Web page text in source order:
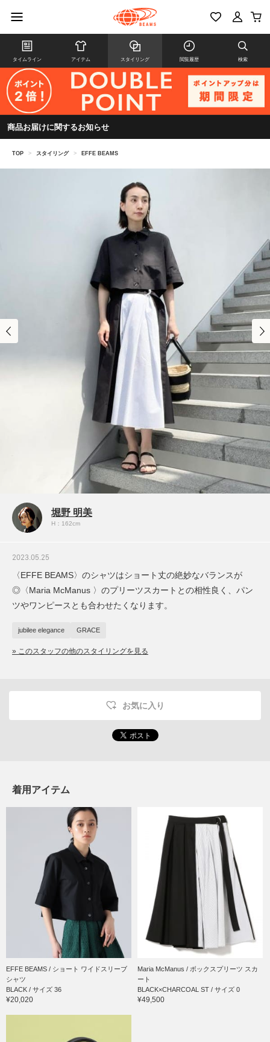
タイムライン アイテム スタイリング 閲覧履歴 検索
商品お届けに関するお知らせ
TOP > スタイリング > EFFE BEAMS
堀野 明美
H：162cm
2023.05.25
〈EFFE BEAMS〉のシャツはショート丈の絶妙なバランスが
◎〈Maria McManus 〉のプリーツスカートとの相性良く、パン
ツやワンピースとも合わせたくなります。
jubilee elegance GRACE
» このスタッフの他のスタイリングを見る
お気に入り
着用アイテム
EFFE BEAMS / ショート ワイドスリーブ
シャツ
BLACK / サイズ 36
¥20,020
Maria McManus / ボックスプリーツ スカ
ート
BLACK×CHARCOAL ST / サイズ 0
¥49,500